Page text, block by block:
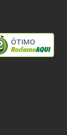
ÓTIMO